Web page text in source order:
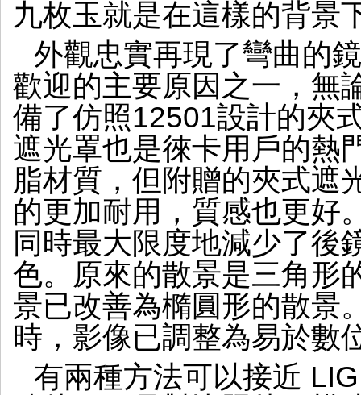
九枚玉就是在這樣的背景
外觀忠實再現了彎曲的
歡迎的主要原因之一，無
備了仿照12501設計的夾
遮光罩也是徠卡用戶的熱
脂材質，但附贈的夾式遮
的更加耐用，質感也更好
同時最大限度地減少了後
色。原來的散景是三角形
景已改善為橢圓形的散景
時，影像已調整為易於數
有兩種方法可以接近